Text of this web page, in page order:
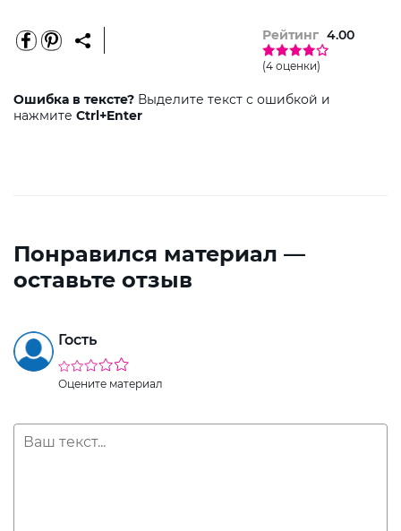
Рейтинг 4.00
(4 оценки)
Ошибка в тексте? Выделите текст с ошибкой и
нажмите Ctrl+Enter
Понравился материал —
оставьте отзыв
Гость
Оцените материал